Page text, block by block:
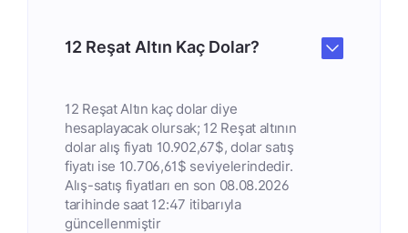
12 Reşat Altın Kaç Dolar?
12 Reşat Altın kaç dolar diye
hesaplayacak olursak; 12 Reşat altının
dolar alış fiyatı 10.902,67$, dolar satış
fiyatı ise 10.706,61$ seviyelerindedir.
Alış-satış fiyatları en son 08.08.2026
tarihinde saat 12:47 itibarıyla
güncellenmiştir